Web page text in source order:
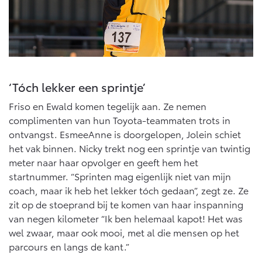
‘Tóch lekker een sprintje’
Friso en Ewald komen tegelijk aan. Ze nemen
complimenten van hun Toyota-teammaten trots in
ontvangst. EsmeeAnne is doorgelopen, Jolein schiet
het vak binnen. Nicky trekt nog een sprintje van twintig
meter naar haar opvolger en geeft hem het
startnummer. “Sprinten mag eigenlijk niet van mijn
coach, maar ik heb het lekker tóch gedaan”, zegt ze. Ze
zit op de stoeprand bij te komen van haar inspanning
van negen kilometer “Ik ben helemaal kapot! Het was
wel zwaar, maar ook mooi, met al die mensen op het
parcours en langs de kant.”